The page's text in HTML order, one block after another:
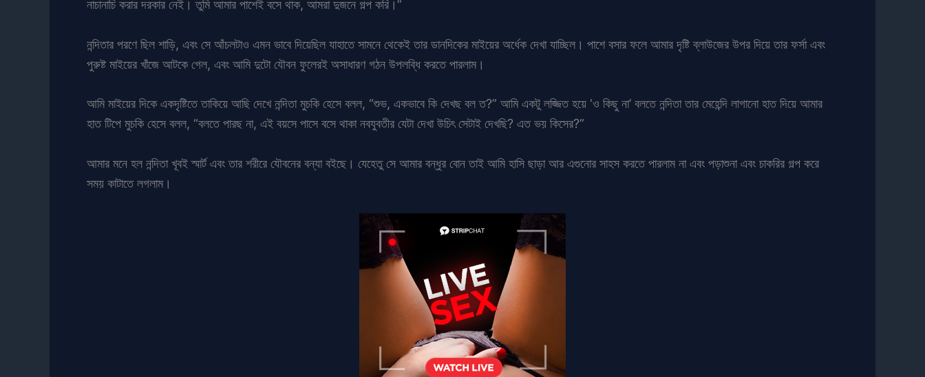
নাচানাচি করার দরকার নেই। তুমি আমার পাশেই বসে থাক, আমরা দুজনে গল্প করি।”
নন্দিতার পরণে ছিল শাড়ি, এবং সে আঁচলটাও এমন ভাবে দিয়েছিল যাহাতে সামনে থেকেই তার ডানদিকের মাইয়ের অর্ধেক দেখা যাচ্ছিল। পাশে বসার ফলে আমার দৃষ্টি ব্লাউজের উপর দিয়ে তার ফর্সা এবং
পুরুষ্ট মাইয়ের খাঁজে আটকে গেল, এবং আমি দুটো যৌবন ফুলেরই অসাধারণ গঠন উপলব্ধি করতে পারলাম।
আমি মাইয়ের দিকে একদৃষ্টিতে তাকিয়ে আছি দেখে নন্দিতা মুচকি হেসে বলল, “শুভ, একভাবে কি দেখছ বল ত?” আমি একটু লজ্জিত হয়ে ‘ও কিছু না’ বলতে নন্দিতা তার মেহেন্দি লাগানো হাত দিয়ে আমার
হাত টিপে মুচকি হেসে বলল, “বলতে পারছ না, এই বয়সে পাসে বসে থাকা নবযুবতীর যেটা দেখা উচিৎ সেটাই দেখছি? এত ভয় কিসের?”
আমার মনে হল নন্দিতা খূবই স্মার্ট এবং তার শরীরে যৌবনের বন্যা বইছে। যেহেতু সে আমার বন্ধুর বোন তাই আমি হাসি ছাড়া আর এগুনোর সাহস করতে পারলাম না এবং পড়াশুনা এবং চাকরির গল্প করে
সময় কাটাতে লগলাম।